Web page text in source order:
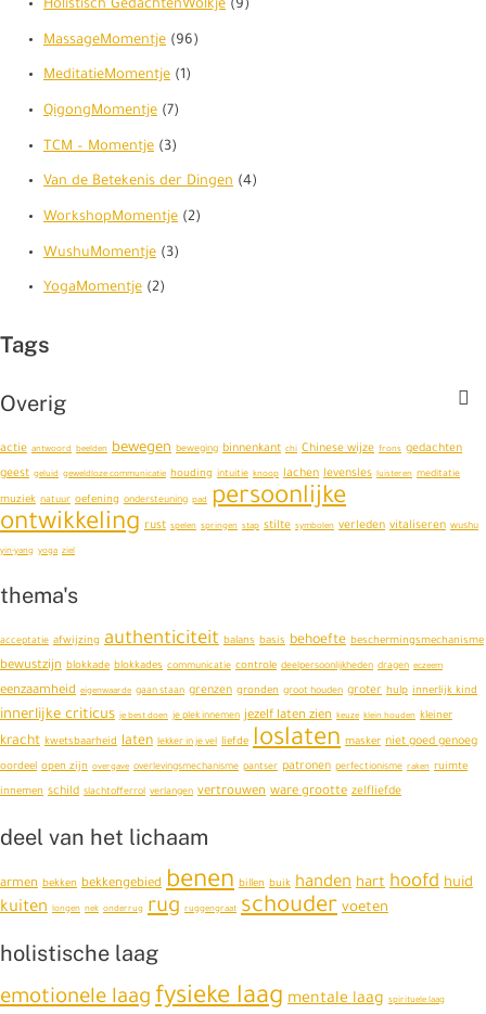
Holistisch GedachtenWolkje (9)
MassageMomentje (96)
MeditatieMomentje (1)
QigongMomentje (7)
TCM – Momentje (3)
Van de Betekenis der Dingen (4)
WorkshopMomentje (2)
WushuMomentje (3)
YogaMomentje (2)
Tags
Overig
actie antwoord beelden bewegen beweging binnenkant chi Chinese wijze frons gedachten
geest geluid geweldloze communicatie houding intuitie knoop lachen levensles luisteren meditatie
muziek natuur oefening ondersteuning pad
persoonlijke
ontwikkeling rust spelen springen stap stilte symbolen verleden vitaliseren wushu
yin-yang yoga ziel
thema's
acceptatie afwijzing authenticiteit balans basis behoefte beschermingsmechanisme
bewustzijn blokkade blokkades communicatie controle deelpersoonlijkheden dragen eczeem
eenzaamheid eigenwaarde gaan staan grenzen gronden groot houden groter hulp innerlijk kind
innerlijke criticus je best doen je plek innemen jezelf laten zien keuze klein houden kleiner
kracht kwetsbaarheid laten lekker in je vel liefde loslaten masker niet goed genoeg
oordeel open zijn overgave overlevingsmechanisme pantser patronen perfectionisme raken ruimte
innemen schild slachtofferrol verlangen vertrouwen ware grootte zelfliefde
deel van het lichaam
armen bekken bekkengebied benen billen buik handen hart hoofd huid
kuiten longen nek onderrug rug ruggengraat schouder voeten
holistische laag
emotionele laag fysieke laag mentale laag spirituele laag